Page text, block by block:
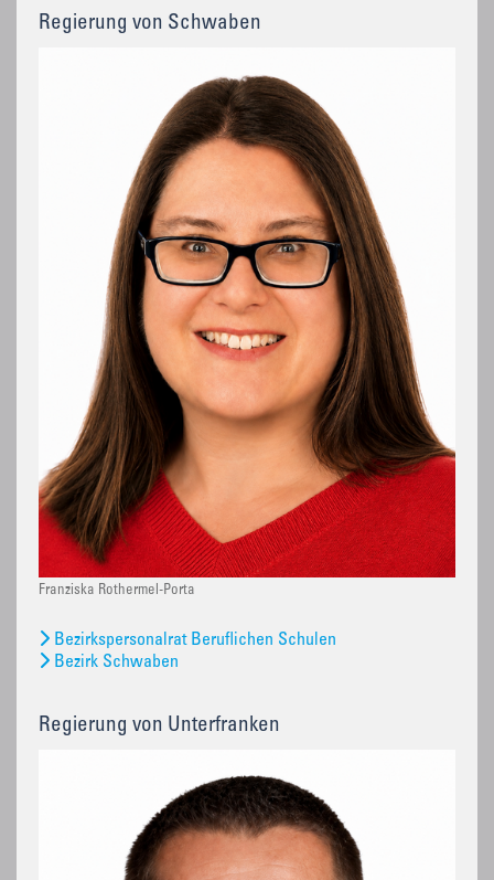
Regierung von Schwaben
Franziska Rothermel-Porta
Bezirkspersonalrat Beruflichen Schulen
Bezirk Schwaben
Regierung von Unterfranken